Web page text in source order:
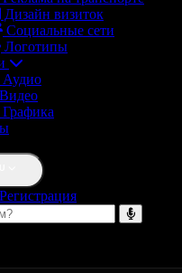
Дизайн визиток
Социальные сети
Логотипы
Аудио
Видео
Графика